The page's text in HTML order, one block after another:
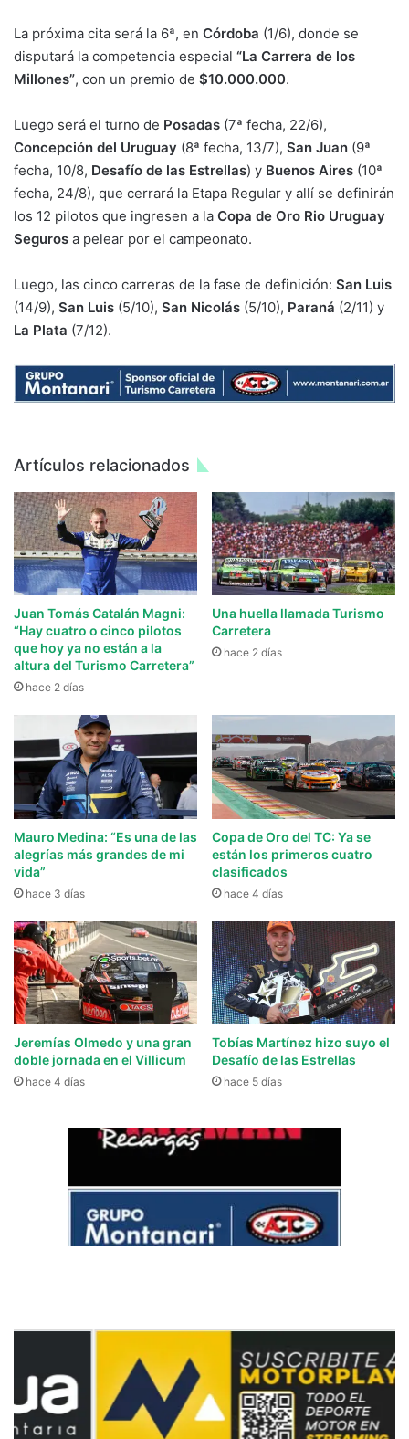
La próxima cita será la 6ª, en Córdoba (1/6), donde se
disputará la competencia especial “La Carrera de los
Millones”, con un premio de $10.000.000.
Luego será el turno de Posadas (7ª fecha, 22/6),
Concepción del Uruguay (8ª fecha, 13/7), San Juan (9ª
fecha, 10/8, Desafío de las Estrellas) y Buenos Aires (10ª
fecha, 24/8), que cerrará la Etapa Regular y allí se definirán
los 12 pilotos que ingresen a la Copa de Oro Rio Uruguay
Seguros a pelear por el campeonato.
Luego, las cinco carreras de la fase de definición: San Luis
(14/9), San Luis (5/10), San Nicolás (5/10), Paraná (2/11) y
La Plata (7/12).
Artículos relacionados
Juan Tomás Catalán Magni:
“Hay cuatro o cinco pilotos
que hoy ya no están a la
altura del Turismo Carretera”
hace 2 días
Una huella llamada Turismo
Carretera
hace 2 días
Mauro Medina: “Es una de las
alegrías más grandes de mi
vida”
hace 3 días
Copa de Oro del TC: Ya se
están los primeros cuatro
clasificados
hace 4 días
Jeremías Olmedo y una gran
doble jornada en el Villicum
hace 4 días
Tobías Martínez hizo suyo el
Desafío de las Estrellas
hace 5 días